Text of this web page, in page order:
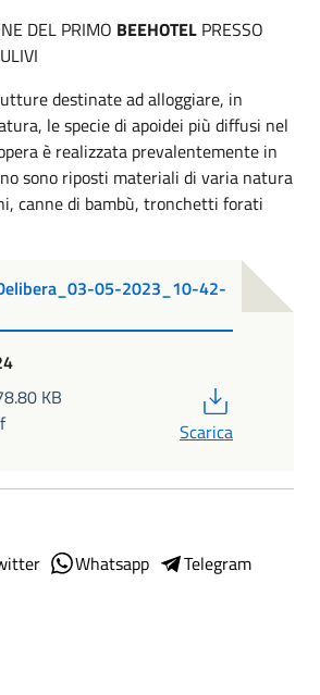
DEL PRIMO BEEHOTEL PRESSO
destinate ad alloggiare, in
le specie di apoidei più diffusi nel
è realizzata prevalentemente in
sono riposti materiali di varia natura
canne di bambù, tronchetti forati
05-2023_10-42-
KB
Scarica
Whatsapp
Telegram